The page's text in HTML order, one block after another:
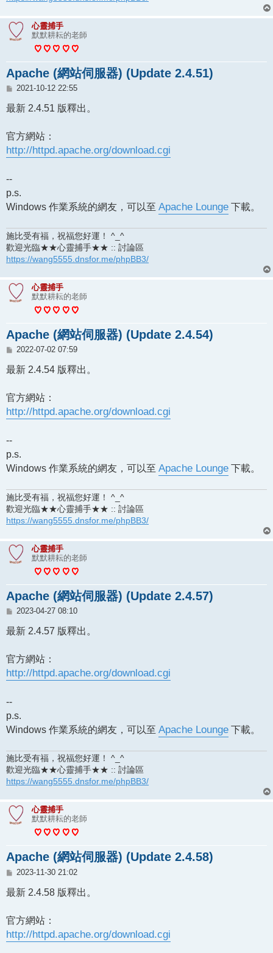
心靈捕手
默默耕耘的老師
Apache (網站伺服器) (Update 2.4.51)
文
2021-10-12 22:55
最新 2.4.51 版釋出。
官方網站：
http://httpd.apache.org/download.cgi
--
p.s.
Windows 作業系統的網友，可以至 Apache Lounge 下載。
施比受有福，祝福您好運！ ^_^
歡迎光臨★★心靈捕手★★ :: 討論區
https://wang5555.dnsfor.me/phpBB3/
心靈捕手
默默耕耘的老師
Apache (網站伺服器) (Update 2.4.54)
文
2022-07-02 07:59
最新 2.4.54 版釋出。
官方網站：
http://httpd.apache.org/download.cgi
--
p.s.
Windows 作業系統的網友，可以至 Apache Lounge 下載。
施比受有福，祝福您好運！ ^_^
歡迎光臨★★心靈捕手★★ :: 討論區
https://wang5555.dnsfor.me/phpBB3/
心靈捕手
默默耕耘的老師
Apache (網站伺服器) (Update 2.4.57)
文
2023-04-27 08:10
最新 2.4.57 版釋出。
官方網站：
http://httpd.apache.org/download.cgi
--
p.s.
Windows 作業系統的網友，可以至 Apache Lounge 下載。
施比受有福，祝福您好運！ ^_^
歡迎光臨★★心靈捕手★★ :: 討論區
https://wang5555.dnsfor.me/phpBB3/
心靈捕手
默默耕耘的老師
Apache (網站伺服器) (Update 2.4.58)
文
2023-11-30 21:02
最新 2.4.58 版釋出。
官方網站：
http://httpd.apache.org/download.cgi